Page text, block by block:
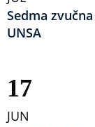
Sedma
UNSA
17
JUN